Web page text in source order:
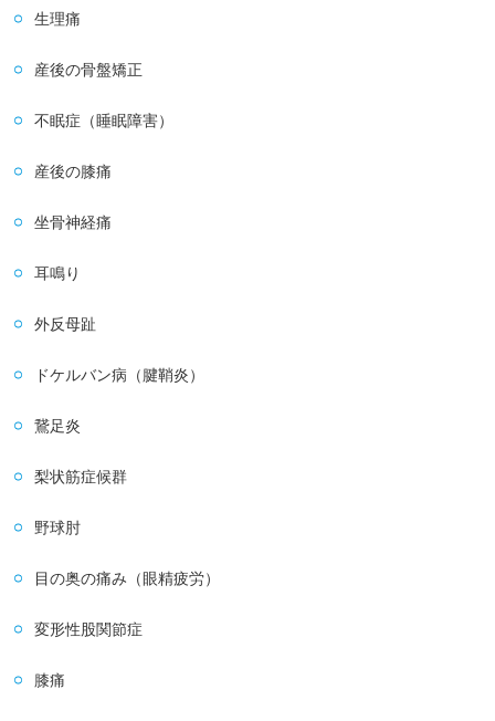
生理痛
産後の骨盤矯正
不眠症（睡眠障害）
産後の膝痛
坐骨神経痛
耳鳴り
外反母趾
ドケルバン病（腱鞘炎）
鵞足炎
梨状筋症候群
野球肘
目の奥の痛み（眼精疲労）
変形性股関節症
膝痛